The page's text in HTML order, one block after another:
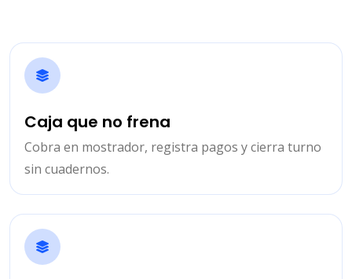
Caja que no frena
Cobra en mostrador, registra pagos y cierra turno
sin cuadernos.